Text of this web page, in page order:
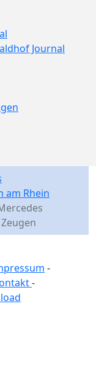
Journal
am Rhein
-
-